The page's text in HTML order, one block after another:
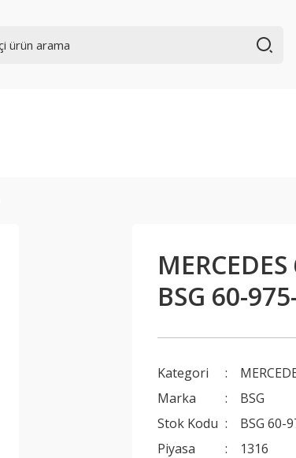
BSG 60-
Kategori
Marka
BSG
Stok Kodu
BSG 60-
Piyasa
1316